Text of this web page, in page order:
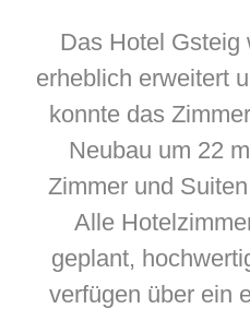
Das Hotel Gsteig
erheblich erweitert
konnte das
Neubau um 22
Zimmer und
Alle
geplant,
verfügen über ein